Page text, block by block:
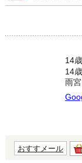
14
14
雨
おすすメール